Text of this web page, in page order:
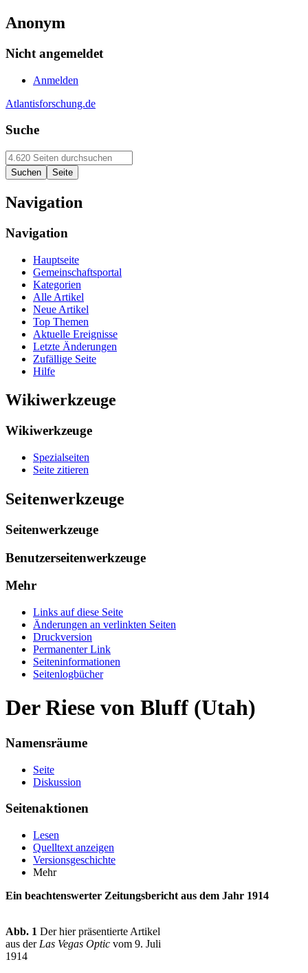
Anonym
Nicht angemeldet
Anmelden
Atlantisforschung.de
Suche
Navigation
Navigation
Hauptseite
Gemeinschaftsportal
Kategorien
Alle Artikel
Neue Artikel
Top Themen
Aktuelle Ereignisse
Letzte Änderungen
Zufällige Seite
Hilfe
Wikiwerkzeuge
Wikiwerkzeuge
Spezialseiten
Seite zitieren
Seitenwerkzeuge
Seitenwerkzeuge
Benutzerseitenwerkzeuge
Mehr
Links auf diese Seite
Änderungen an verlinkten Seiten
Druckversion
Permanenter Link
Seiten­informationen
Seitenlogbücher
Der Riese von Bluff (Utah)
Namensräume
Seite
Diskussion
Seitenaktionen
Lesen
Quelltext anzeigen
Versionsgeschichte
Mehr
Ein beachtenswerter Zeitungsbericht aus dem Jahr 1914
Abb. 1 Der hier präsentierte Artikel
aus der Las Vegas Optic vom 9. Juli
1914